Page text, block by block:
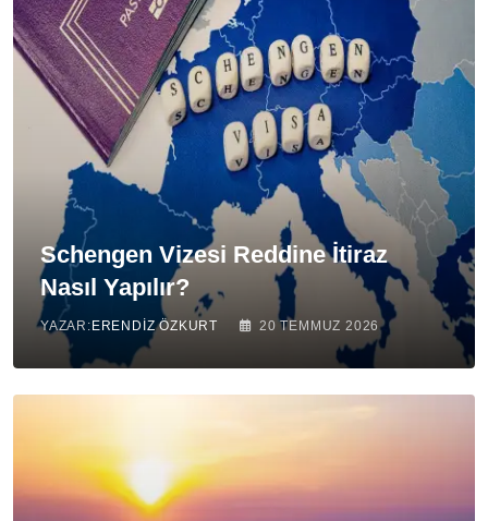
Schengen Vizesi Reddine İtiraz
Nasıl Yapılır?
YAZAR: ERENDIZ ÖZKURT 20 TEMMUZ 2026